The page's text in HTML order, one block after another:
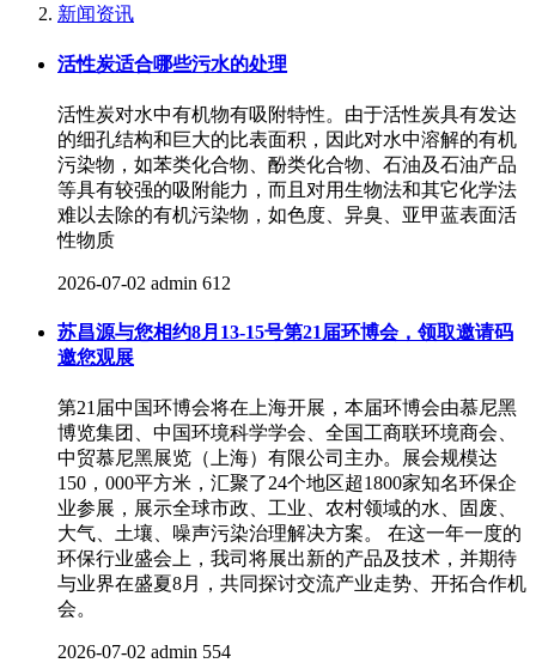
新闻资讯
活性炭适合哪些污水的处理
活性炭对水中有机物有吸附特性。由于活性炭具有发达
的细孔结构和巨大的比表面积，因此对水中溶解的有机
污染物，如苯类化合物、酚类化合物、石油及石油产品
等具有较强的吸附能力，而且对用生物法和其它化学法
难以去除的有机污染物，如色度、异臭、亚甲蓝表面活
性物质
2026-07-02 admin 612
苏昌源与您相约8月13-15号第21届环博会，领取邀请码
邀您观展
第21届中国环博会将在上海开展，本届环博会由慕尼黑
博览集团、中国环境科学学会、全国工商联环境商会、
中贸慕尼黑展览（上海）有限公司主办。展会规模达
150，000平方米，汇聚了24个地区超1800家知名环保企
业参展，展示全球市政、工业、农村领域的水、固废、
大气、土壤、噪声污染治理解决方案。 在这一年一度的
环保行业盛会上，我司将展出新的产品及技术，并期待
与业界在盛夏8月，共同探讨交流产业走势、开拓合作机
会。
2026-07-02 admin 554